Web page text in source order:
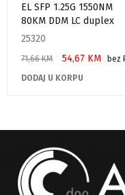
EL SFP 1.25G 1550NM
80KM DDM LC duplex
25320
71,66KM 54,67 KM
bez
DODAJ U KORPU